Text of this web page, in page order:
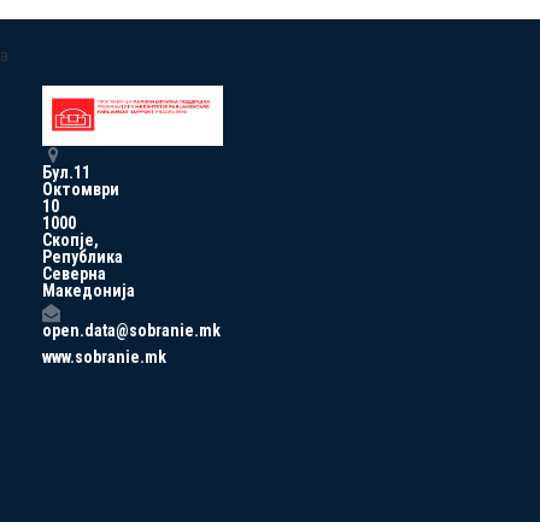
a
Бул.11
Октомври
10
1000
Скопје,
Република
Северна
Македонија
open.data@sobranie.mk
www.sobranie.mk